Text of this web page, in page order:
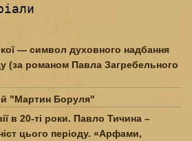
— символ духовного надбання
(за романом Павла Загребельного
"Мартин Боруля"
в 20-ті роки. Павло Тичина –
цього періоду. «Арфами,